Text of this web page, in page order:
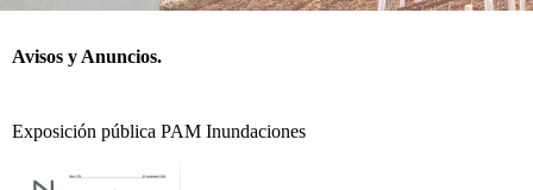
Avisos y Anuncios.
Exposición pública PAM Inundaciones